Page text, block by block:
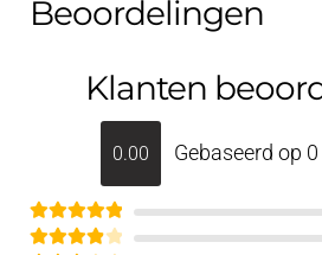
Beoordelingen
Klanten
0.00 Gebaseerd op
Gewaardeerd